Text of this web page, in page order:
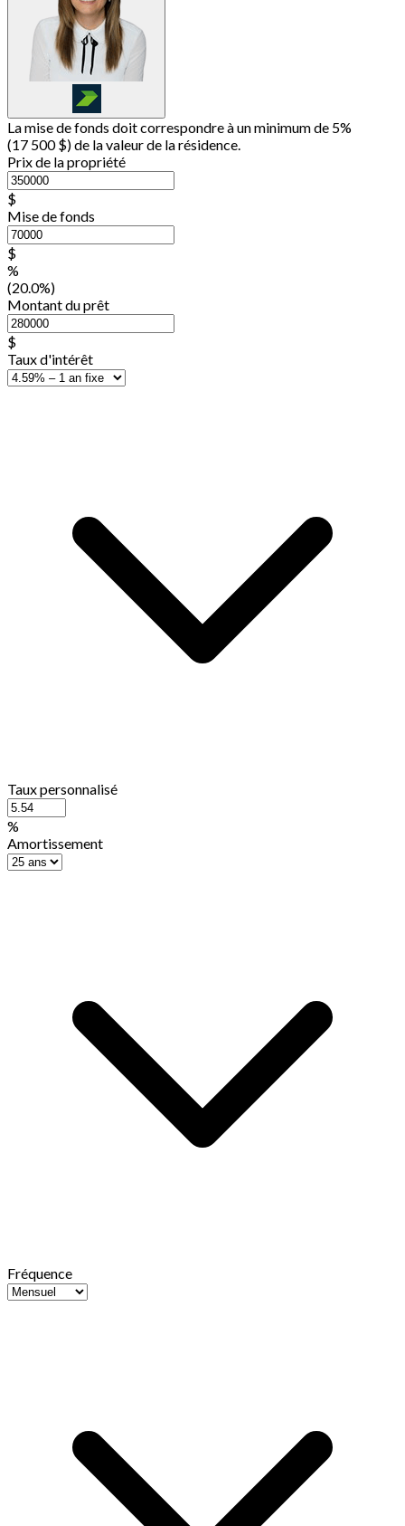
La mise de fonds doit correspondre à un minimum de 5%
(17 500 $) de la valeur de la résidence.
Prix de la propriété
$
Mise de fonds
$
%
(20.0%)
Montant du prêt
$
Taux d'intérêt
Taux personnalisé
%
Amortissement
Fréquence